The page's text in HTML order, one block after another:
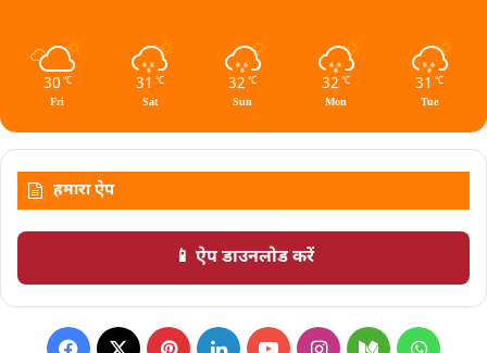
30 ℃
Fri
31 ℃
Sat
32 ℃
Sun
32 ℃
Mon
31 ℃
Tue
हमारा ऐप
📱 ऐप डाउनलोड करें